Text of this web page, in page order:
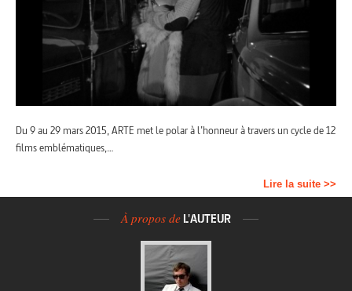
Du 9 au 29 mars 2015, ARTE met le polar à l’honneur à travers un cycle de 12
films emblématiques,…
Lire la suite >>
À propos de L'AUTEUR